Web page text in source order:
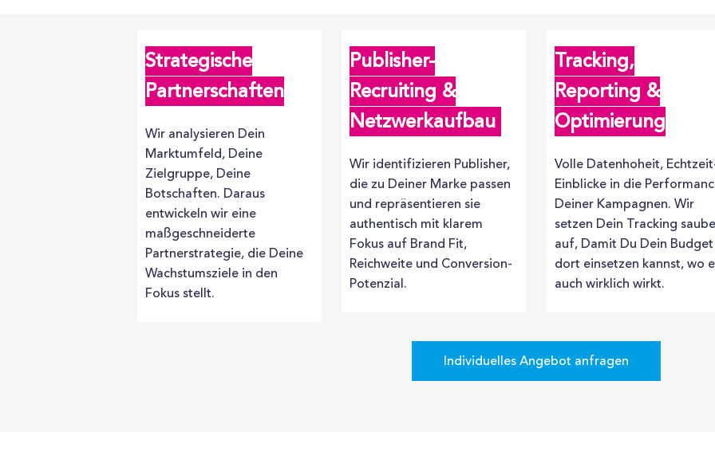
Strategische
Partnerschaften
Wir analysieren Dein
Marktumfeld, Deine
Zielgruppe, Deine
Botschaften. Daraus
entwickeln wir eine
maßgeschneiderte
Partnerstrategie, die Deine
Wachstumsziele in den
Fokus stellt.
Publisher-
Recruiting &
Netzwerkaufbau
Wir identifizieren Publisher,
die zu Deiner Marke passen
und repräsentieren sie
authentisch mit klarem
Fokus auf Brand Fit,
Reichweite und Conversion-
Potenzial.
Tracking,
Reporting &
Optimierung
Volle Datenhoheit,
Einblicke in die
Deiner Kampagnen. Wir
setzen Dein Tracking
auf, Damit Du Dein Budget
dort einsetzen kannst, wo
auch wirklich wirkt.
Individuelles Angebot anfragen